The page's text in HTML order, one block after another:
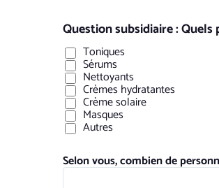
Question subsidiaire :
Toniques
Sérums
Nettoyants
Crèmes hydratantes
Crème solaire
Masques
Autres
Selon vous, combien de